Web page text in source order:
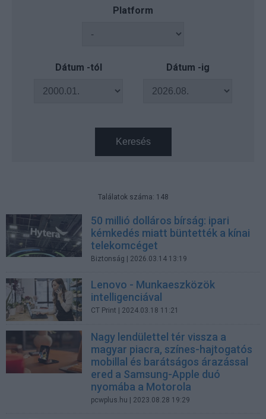
Platform
Dátum -tól Dátum -ig
Keresés
Találatok száma: 148
50 millió dolláros bírság: ipari
kémkedés miatt büntették a kínai
telekomcéget
Biztonság | 2026.03.14 13:19
Lenovo - Munkaeszközök
intelligenciával
CT Print | 2024.03.18 11:21
Nagy lendülettel tér vissza a
magyar piacra, színes-hajtogatós
mobillal és barátságos árazással
ered a Samsung-Apple duó
nyomába a Motorola
pcwplus.hu | 2023.08.28 19:29